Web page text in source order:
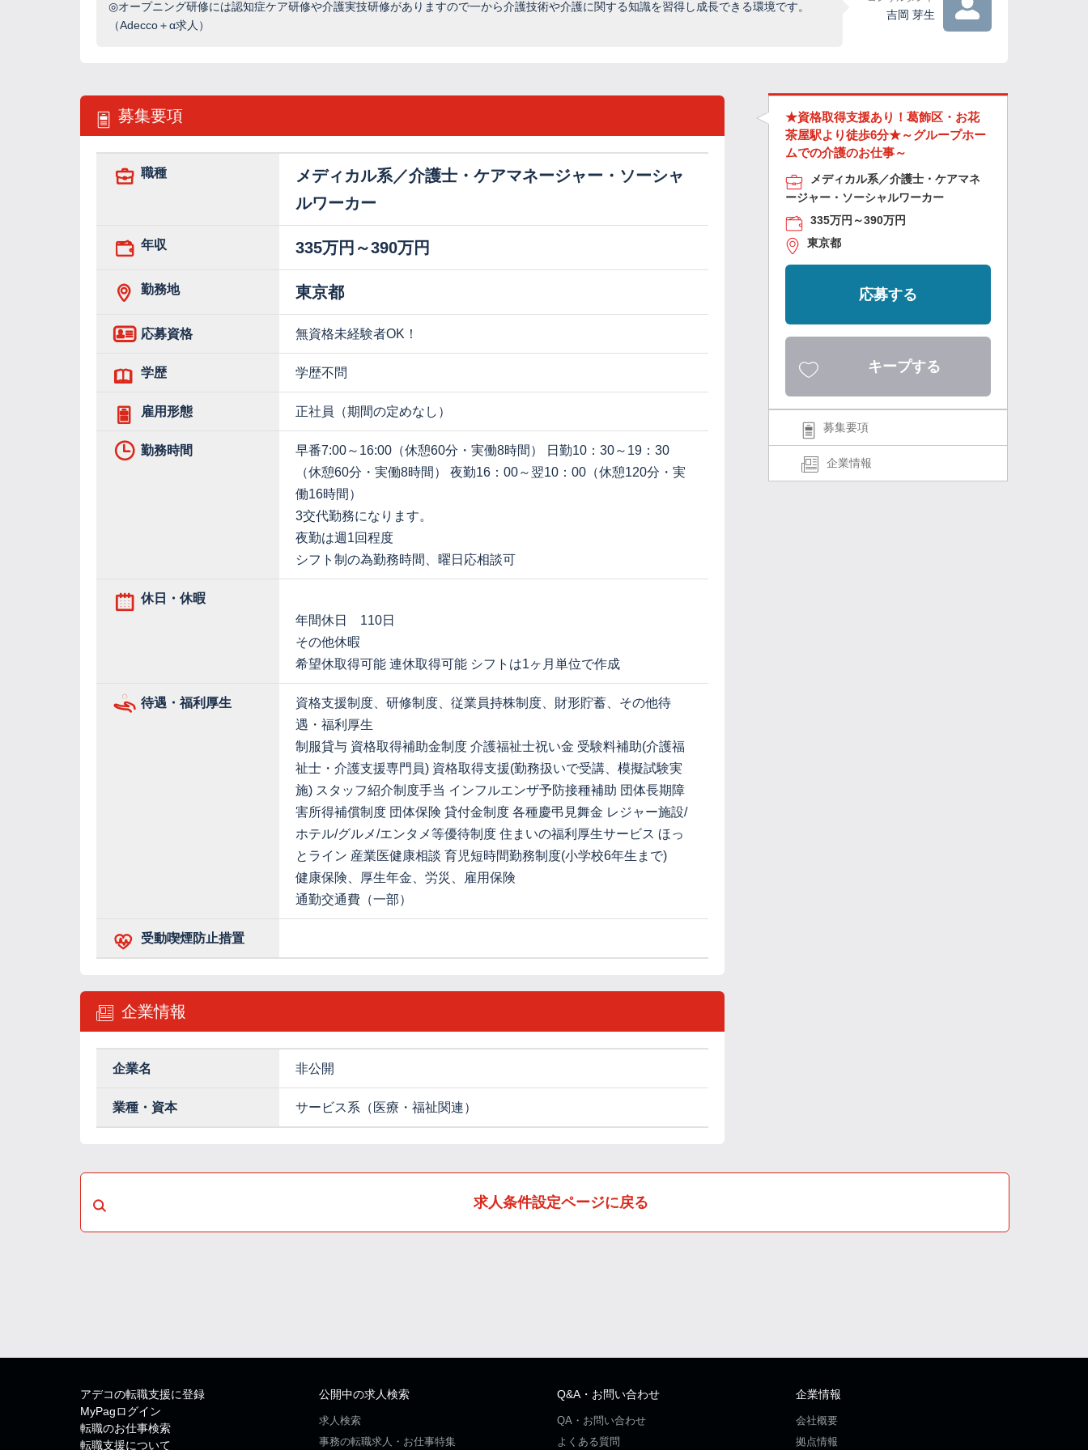
◎オープニング研修には認知症ケア研修や介護実技研修がありますので一から介護技術や介護に関する知識を習得し成長できる環境です。
（Adecco＋α求人）
吉岡 芽生
募集要項
職種
メディカル系／介護士・ケアマネージャー・ソーシャ
ルワーカー
年収 335万円～390万円
勤務地 東京都
応募資格 無資格未経験者OK！
学歴 学歴不問
雇用形態 正社員（期間の定めなし）
勤務時間
早番7:00～16:00（休憩60分・実働8時間） 日勤10：30～19：30
（休憩60分・実働8時間） 夜勤16：00～翌10：00（休憩120分・実
働16時間）
3交代勤務になります。
夜勤は週1回程度
シフト制の為勤務時間、曜日応相談可
休日・休暇
年間休日 110日
その他休暇
希望休取得可能 連休取得可能 シフトは1ヶ月単位で作成
待遇・福利厚生
資格支援制度、研修制度、従業員持株制度、財形貯蓄、その他待
遇・福利厚生
制服貸与 資格取得補助金制度 介護福祉士祝い金 受験料補助(介護福
祉士・介護支援専門員) 資格取得支援(勤務扱いで受講、模擬試験実
施) スタッフ紹介制度手当 インフルエンザ予防接種補助 団体長期障
害所得補償制度 団体保険 貸付金制度 各種慶弔見舞金 レジャー施設/
ホテル/グルメ/エンタメ等優待制度 住まいの福利厚生サービス ほっ
とライン 産業医健康相談 育児短時間勤務制度(小学校6年生まで)
健康保険、厚生年金、労災、雇用保険
通勤交通費（一部）
受動喫煙防止措置
企業情報
企業名 非公開
業種・資本 サービス系（医療・福祉関連）
★資格取得支援あり！葛飾区・お花
茶屋駅より徒歩6分★～グループホー
ムでの介護のお仕事～
メディカル系／介護士・ケアマネ
ージャー・ソーシャルワーカー
335万円～390万円
東京都
応募する
キープする
募集要項
企業情報
求人条件設定ページに戻る
アデコの転職支援に登録
MyPagログイン
転職のお仕事検索
転職支援について
公開中の求人検索
求人検索
事務の転職求人・お仕事特集
Q&A・お問い合わせ
QA・お問い合わせ
よくある質問
企業情報
会社概要
拠点情報